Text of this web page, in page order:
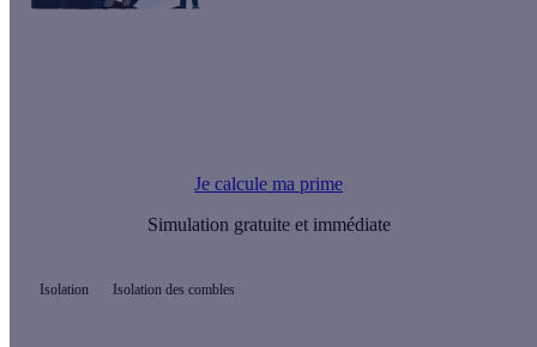
Je calcule ma prime
Simulation gratuite et immédiate
Isolation Isolation des combles